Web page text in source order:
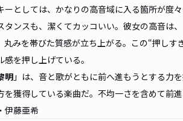
ーとしては、かなりの高音域に入る箇所が度
タンスも、潔くてカッコいい。彼女の高音は
丸みを帯びた質感が立ち上がる。この“押し
感を押し上げている。
明 」は、音と歌がともに前へ進もうとする力
を獲得している楽曲だ。不均一さを含めて前
伊藤亜希